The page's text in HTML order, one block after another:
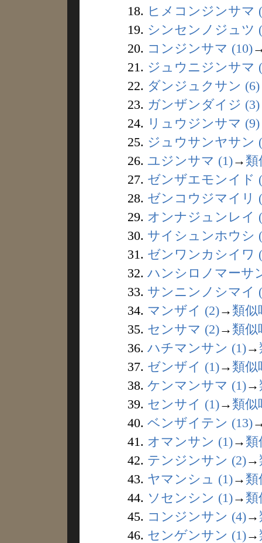
18. ヒメコンジンサマ
19. シンセンノジュツ
20. コンジンサマ (10)
21. ジュウニジンサマ
22. ダンジュクサン (6)
23. ガンザンダイジ (3)
24. リュウジンサマ (9)
25. ジュウサンヤサン
26. ユジンサマ (1)→ 類
27. ゼンザエモンイド
28. ゼンコウジマイリ
29. オンナジュンレイ
30. サイシュンホウシ
31. ゼンワンカシイワ
32. ハンシロノマーサ
33. サンニンノシマイ
34. マンザイ (2)→ 類似
35. センサマ (2)→ 類似
36. ハチマンサン (1)→
37. ゼンザイ (1)→ 類似
38. ケンマンサマ (1)→
39. センサイ (1)→ 類似
40. ベンザイテン (13)
41. オマンサン (1)→ 類
42. テンジンサン (2)→
43. ヤマンシュ (1)→ 類
44. ソセンシン (1)→ 類
45. コンジンサン (4)→
46. センゲンサン (1)→